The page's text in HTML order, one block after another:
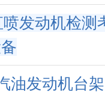
发动机检测
油发动机台